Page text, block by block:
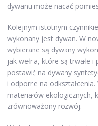
dywanu może nadać
Kolejnym istotnym
wykonany jest dywan. W
wybierane są dywany
jak wełna, które są trwałe
postawić na dywany
i odporne na
materiałów ekologicznych,
zrównoważony rozwój.